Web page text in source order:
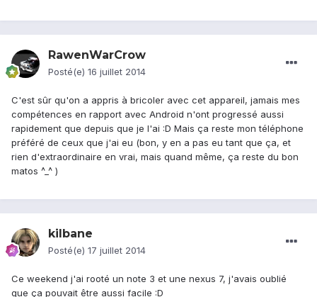
RawenWarCrow
Posté(e) 16 juillet 2014
C'est sûr qu'on a appris à bricoler avec cet appareil, jamais mes
compétences en rapport avec Android n'ont progressé aussi
rapidement que depuis que je l'ai :D Mais ça reste mon téléphone
préféré de ceux que j'ai eu (bon, y en a pas eu tant que ça, et
rien d'extraordinaire en vrai, mais quand même, ça reste du bon
matos ^_^ )
kilbane
Posté(e) 17 juillet 2014
Ce weekend j'ai rooté un note 3 et une nexus 7, j'avais oublié
que ça pouvait être aussi facile :D